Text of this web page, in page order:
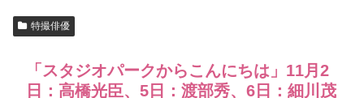
特撮俳優
「スタジオパークからこんにちは」11月2
日：高橋光臣、5日：渡部秀、6日：細川茂